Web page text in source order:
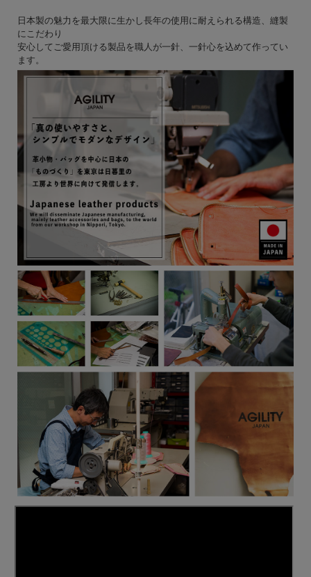
日本製の魅力を最大限に生かし長年の使用に耐えられる構造、縫製
にこだわり
安心してご愛用頂ける製品を職人が一針、一針心を込めて作ってい
ます。